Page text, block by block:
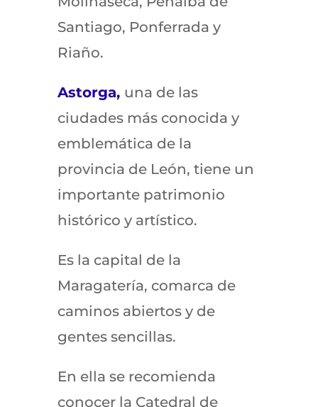
Santiago, Ponferrada y
Riaño.
Astorga, una de las
ciudades más conocida y
emblemática de la
provincia de León, tiene un
importante patrimonio
histórico y artístico.
Es la capital de la
Maragatería, comarca de
caminos abiertos y de
gentes sencillas.
En ella se recomienda
conocer la Catedral de